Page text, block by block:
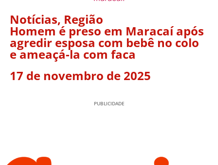
Notícias, Região
Homem é preso em Maracaí após
agredir esposa com bebê no colo
e ameaçá-la com faca
17 de novembro de 2025
PUBLICIDADE